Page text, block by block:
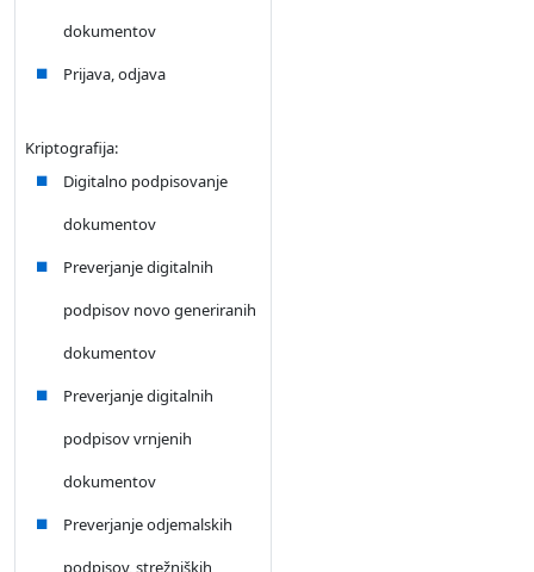
dokumentov
Prijava, odjava
Kriptografija:
Digitalno podpisovanje
dokumentov
Preverjanje digitalnih
podpisov novo generiranih
dokumentov
Preverjanje digitalnih
podpisov vrnjenih
dokumentov
Preverjanje odjemalskih
podpisov, strežniških